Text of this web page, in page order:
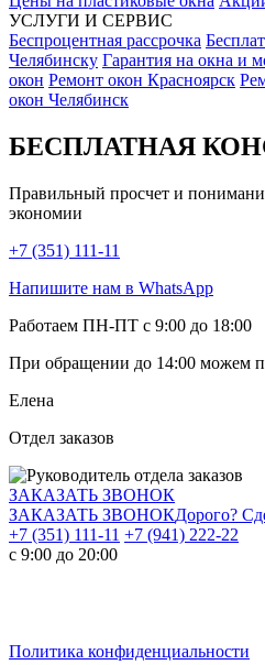
УСЛУГИ И СЕРВИС
Беспроцентная рассрочка
Челябинску Гарантия на окна и
окон Ремонт окон Красноярск
окон Челябинск
БЕСПЛАТНАЯ
Правильный просчет и
экономии
+7 (351) 111-11
Напишите нам в WhatsApp
Работаем ПН-ПТ с 9:00 до 18:00
При обращении до 14:00 можем
Елена
Отдел заказов
ЗАКАЗАТЬ ЗВОНОК
ЗАКАЗАТЬ ЗВОНОКДорого?
+7 (351) 111-11 +7 (941) 222-22
с 9:00 до 20:00
Политика конфиденциальности